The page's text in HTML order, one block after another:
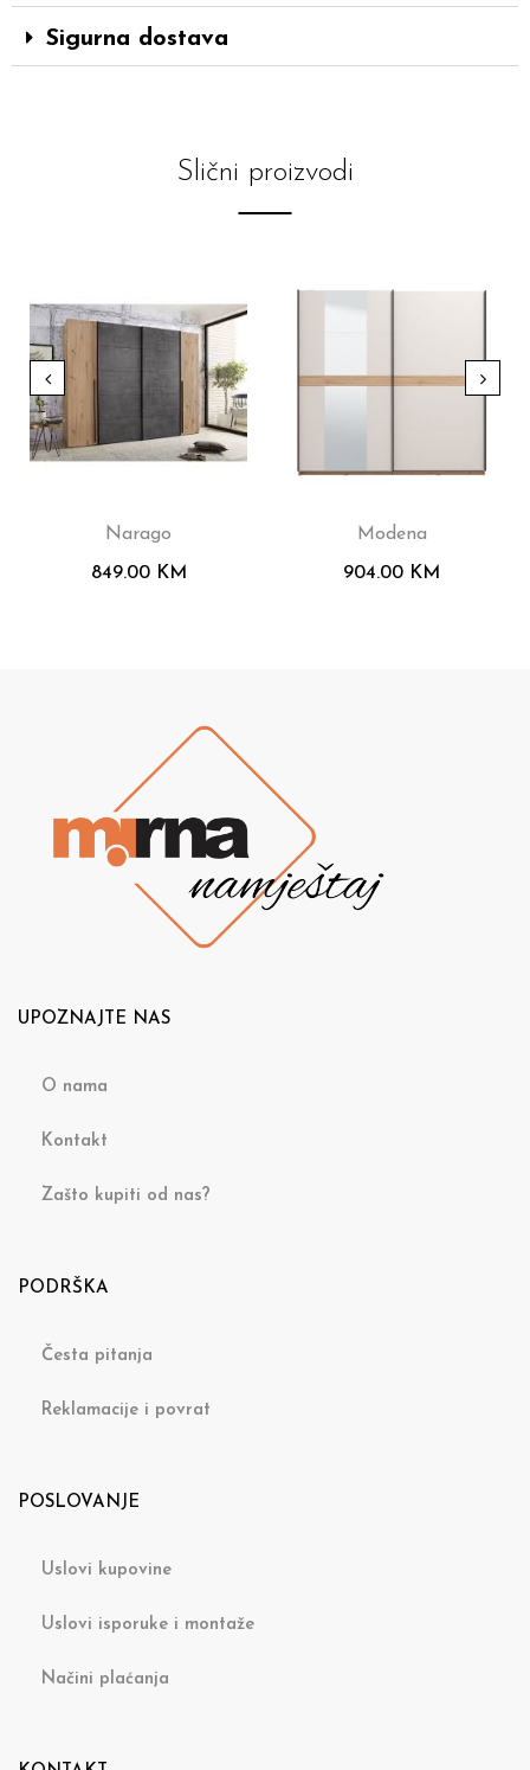
Sigurna dostava
Slični proizvodi
Narago
849.00 KM
Modena
904.00 KM
UPOZNAJTE NAS
O nama
Kontakt
Zašto kupiti od nas?
PODRŠKA
Česta pitanja
Reklamacije i povrat
POSLOVANJE
Uslovi kupovine
Uslovi isporuke i montaže
Načini plaćanja